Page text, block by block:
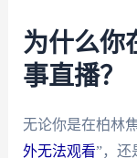
为什么你
事直播？
无论你是在柏林
外无法观看”，还